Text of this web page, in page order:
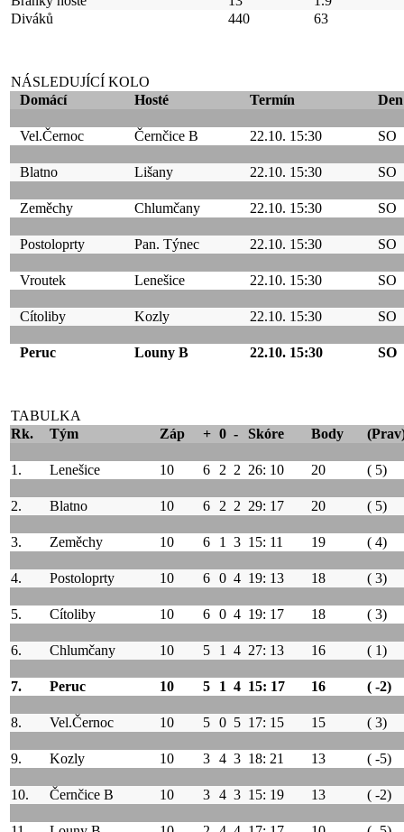
Diváků
440 63
NÁSLEDUJÍCÍ KOLO
Domácí
Hosté Termín Den
Vel.Černoc Černčice B 22.10. 15:30 SO
Blatno Lišany 22.10. 15:30 SO
Zeměchy Chlumčany 22.10. 15:30 SO
Postoloprty Pan. Týnec 22.10. 15:30 SO
Vroutek Lenešice 22.10. 15:30 SO
Cítoliby Kozly 22.10. 15:30 SO
Peruc Louny B 22.10. 15:30 SO
TABULKA
Rk.
Tým Záp + 0 - Skóre Body
1. Lenešice 10 6 2 2 26: 10 20 ( 5)
2. Blatno 10 6 2 2 29: 17 20 ( 5)
3. Zeměchy 10 6 1 3 15: 11 19 ( 4)
4. Postoloprty 10 6 0 4 19: 13 18 ( 3)
5. Cítoliby 10 6 0 4 19: 17 18 ( 3)
6. Chlumčany 10 5 1 4 27: 13 16 ( 1)
7. Peruc 10 5 1 4 15: 17 16 ( -2)
8. Vel.Černoc 10 5 0 5 17: 15 15 ( 3)
9. Kozly 10 3 4 3 18: 21 13 ( -5)
10. Černčice B 10 3 4 3 15: 19 13 ( -2)